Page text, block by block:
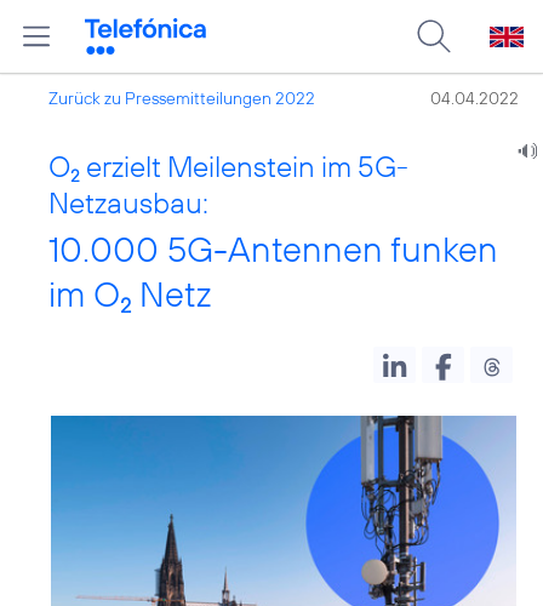
Zurück zu Pressemitteilungen 2022 04.04.2022
O2 erzielt Meilenstein im 5G-
Netzausbau:
10.000 5G-Antennen funken
im O2 Netz